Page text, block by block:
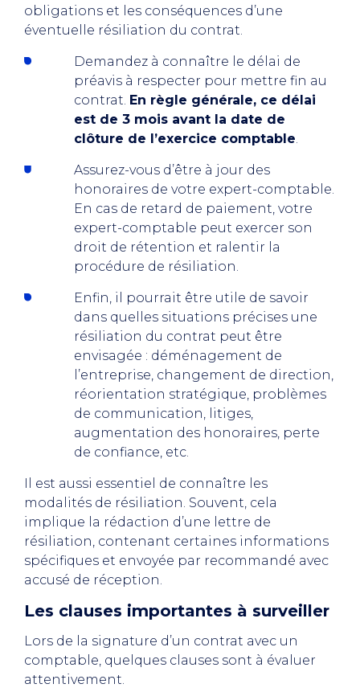
obligations et les conséquences d’une
éventuelle résiliation du contrat.
Demandez à connaître le délai de
préavis à respecter pour mettre fin au
contrat. En règle générale, ce délai
est de 3 mois avant la date de
clôture de l’exercice comptable.
Assurez-vous d’être à jour des
honoraires de votre expert-comptable.
En cas de retard de paiement, votre
expert-comptable peut exercer son
droit de rétention et ralentir la
procédure de résiliation.
Enfin, il pourrait être utile de savoir
dans quelles situations précises une
résiliation du contrat peut être
envisagée : déménagement de
l’entreprise, changement de direction,
réorientation stratégique, problèmes
de communication, litiges,
augmentation des honoraires, perte
de confiance, etc.
Il est aussi essentiel de connaître les
modalités de résiliation. Souvent, cela
implique la rédaction d’une lettre de
résiliation, contenant certaines informations
spécifiques et envoyée par recommandé avec
accusé de réception.
Les clauses importantes à surveiller
Lors de la signature d’un contrat avec un
comptable, quelques clauses sont à évaluer
attentivement.